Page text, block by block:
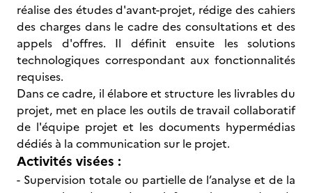
réalise des études d'avant-projet, rédige des cahiers
des charges dans le cadre des consultations et des
appels d'offres. Il définit ensuite les solutions
technologiques correspondant aux fonctionnalités
requises.
Dans ce cadre, il élabore et structure les livrables du
projet, met en place les outils de travail collaboratif
de l'équipe projet et les documents hypermédias
dédiés à la communication sur le projet.
Activités visées :
- Supervision totale ou partielle de l’analyse et de la